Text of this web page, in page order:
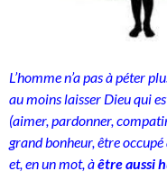
L’homme n’a pas à péter
au moins laisser Dieu qui
(aimer, pardonner,
grand bonheur, être occupé
et, en un mot, àêtre aussi